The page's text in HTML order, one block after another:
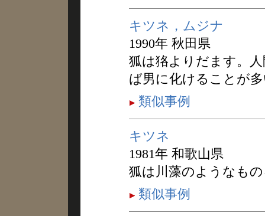
キツネ，ムジナ
1990年 秋田県
狐は狢よりだます。
ば男に化けることが
類似事例
キツネ
1981年 和歌山県
狐は川藻のようなも
類似事例